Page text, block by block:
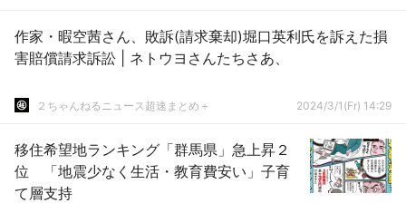
作家・暇空茜さん、敗訴(請求棄却)堀口英利氏を訴えた損
害賠償請求訴訟 | ネトウヨさんたちさあ、
２ちゃんねるニュース超速まとめ＋ 2024/3/1(Fr) 14:29
移住希望地ランキング「群馬県」急上昇２
位 「地震少なく生活・教育費安い」子育
て層支持